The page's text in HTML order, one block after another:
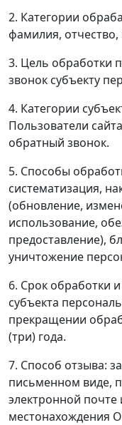
2. Категории
фамилия,
3. Цель обработки
звонок субъекту
4. Категории
Пользователи
обратный звонок.
5. Способы
систематизация,
(обновление,
использование,
предоставление),
уничтожение
6. Срок обработки
субъекта
прекращении
(три) года.
7. Способ отзыва:
письменном виде,
электронной
местонахождения